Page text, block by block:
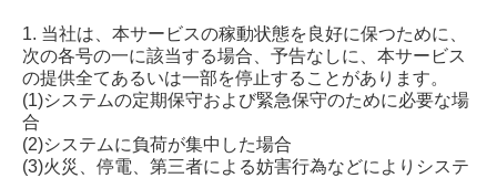
1. 当社は、本サービスの稼動状態を良好に保つために、
次の各号の一に該当する場合、予告なしに、本サービス
の提供全てあるいは一部を停止することがあります。
(1)システムの定期保守および緊急保守のために必要な場
合
(2)システムに負荷が集中した場合
(3)火災、停電、第三者による妨害行為などによりシステ